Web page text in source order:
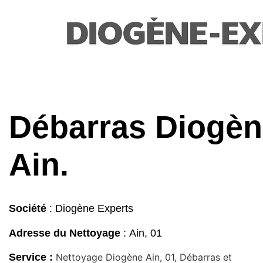
Débarras
Ain.
Société : Diogène Experts
Adresse du Nettoyage : Ain, 01
Service : Nettoyage Diogène Ain, 01, Débarras et